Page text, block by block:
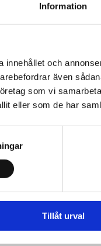
Information
och
även
som vi
eller som de har
Tillåt urval